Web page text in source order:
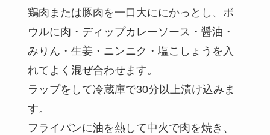
鶏肉または豚肉を一口大ににかっとし、ボ
ウルに肉・ディップカレーソース・醤油・
みりん・生姜・ニンニク・塩こしょうを入
れてよく混ぜ合わせます。
ラップをして冷蔵庫で30分以上漬け込みま
す。
フライパンに油を熱して中火で肉を焼き、